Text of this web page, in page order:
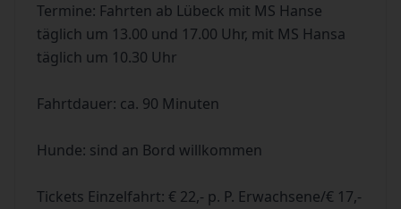
Termine: Fahrten ab Lübeck mit MS Hanse
täglich um 13.00 und 17.00 Uhr, mit MS Hansa
täglich um 10.30 Uhr
Fahrtdauer: ca. 90 Minuten
Hunde: sind an Bord willkommen
Tickets Einzelfahrt: € 22,- p. P. Erwachsene/€ 17,-